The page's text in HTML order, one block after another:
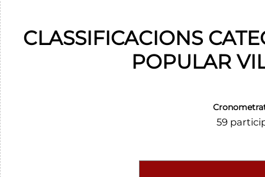
CLASSIFICACIONS
POPULAR
59